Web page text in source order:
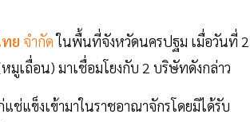
ทย จำกัดในพื้นที่จังหวัดนครปฐม เมื่อวันที่
เถื่อน) มาเชื่อมโยงกับ 2 บริษัทดังกล่าว
แข็งเข้ามาในราชอาณาจักรโดยมิได้รับ